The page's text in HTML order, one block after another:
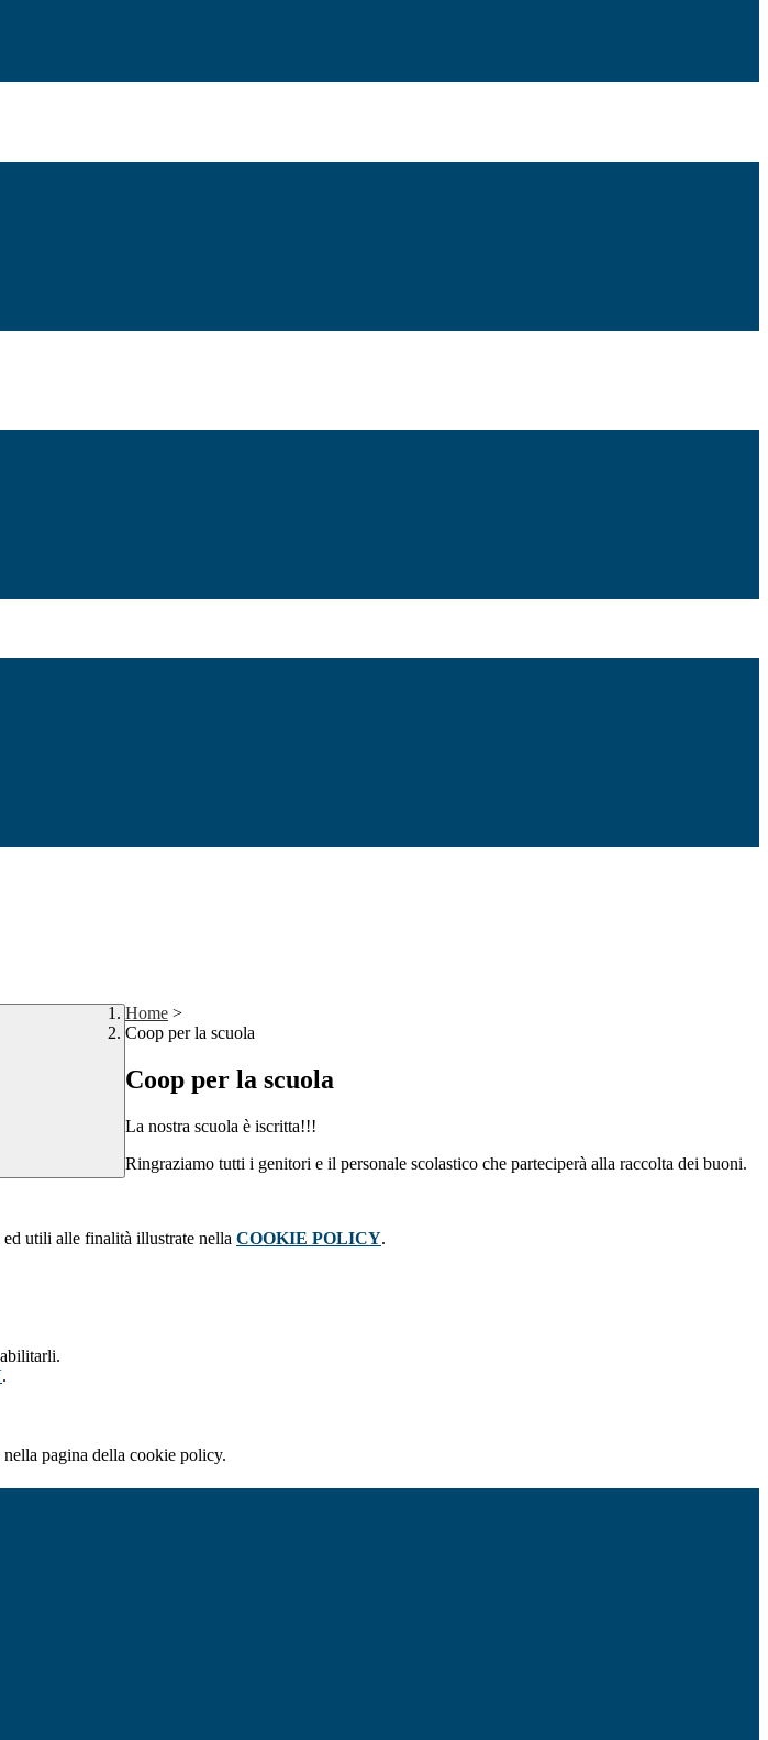
Home >
Coop per la scuola
Coop per la scuola
La nostra scuola è iscritta!!!
Ringraziamo tutti i genitori e il personale scolastico che parteciperà alla raccolta dei buoni.
utili alle finalità illustrate nella COOKIE POLICY.
.
pagina della cookie policy.